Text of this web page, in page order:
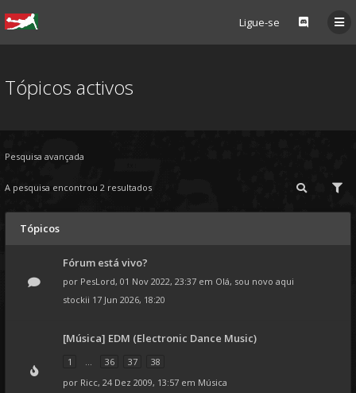
Ligue-se
Tópicos activos
Pesquisa avançada
A pesquisa encontrou 2 resultados
Tópicos
Fórum está vivo?
por PesLord, 01 Nov 2022, 23:37 em Olá, sou novo aqui
stockii 17 Jun 2026, 18:20
[Música] EDM (Electronic Dance Music)
1 ... 36 37
38
por Ricc, 24 Dez 2009, 13:57 em Música